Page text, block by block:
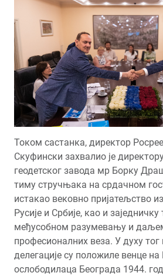
Током састанка, директор
Скуфински захвалио је
геодетског завода мр Борку
тиму стручњака на срдачном
истакао вековно пријатељство
Русије и Србије, као и
међусобном разумевању и
професионалних веза. У духу тог
делегације су положиле венце
ослободилаца Београда 1944.